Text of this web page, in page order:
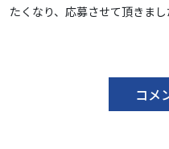
たくなり、応募させて頂きまし
コメ